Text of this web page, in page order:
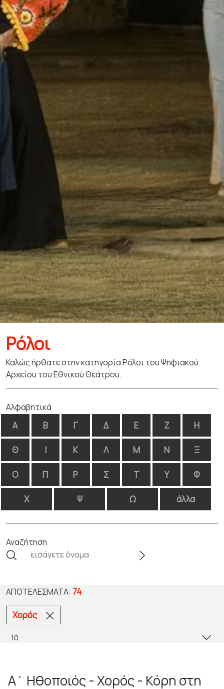
Ρόλοι
Καλώς ήρθατε στην κατηγορία Ρόλοι του Ψηφιακού
Αρχείου του Εθνικού Θεάτρου.
Αλφαβητικά
Α Β Γ Δ Ε Ζ Η
Θ Ι Κ Λ Μ Ν Ξ
Ο Π Ρ Σ Τ Υ Φ
Χ Ψ Ω άλλα
Αναζήτηση
ΑΠΟΤΕΛΈΣΜΑΤΑ: 74
Χορός
Α΄ Ηθοποιός - Χορός - Κόρη στη